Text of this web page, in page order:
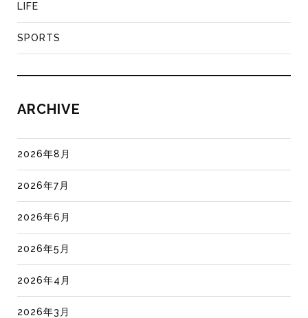
LIFE
SPORTS
ARCHIVE
2026年8月
2026年7月
2026年6月
2026年5月
2026年4月
2026年3月